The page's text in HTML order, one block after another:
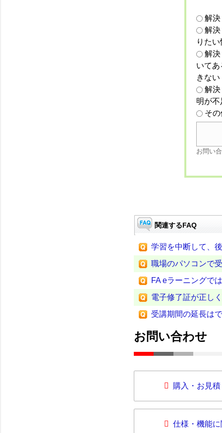
解
解
りた
解
いて
きない
解
明が
そ
お問い
関連するFAQ
学習を中断して、
職場のパソコンで
FA eラーニングで
電子修了証が正し
受講期間の延長は
お問い合わせ
購入・お見
仕様・機能